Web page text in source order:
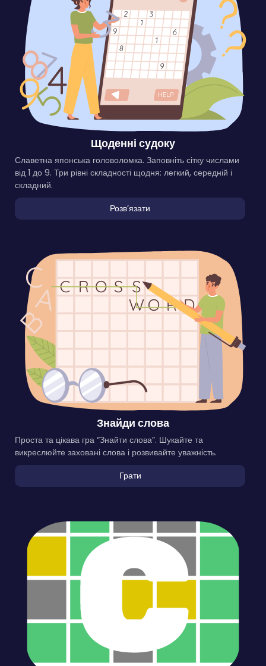
Щоденні судоку
Славетна японська головоломка. Заповніть сітку числами
від 1 до 9. Три рівні складності щодня: легкий, середній і
складний.
Розвʼязати
Знайди слова
Проста та цікава гра “Знайти слова”. Шукайте та
викреслюйте заховані слова і розвивайте уважність.
Грати